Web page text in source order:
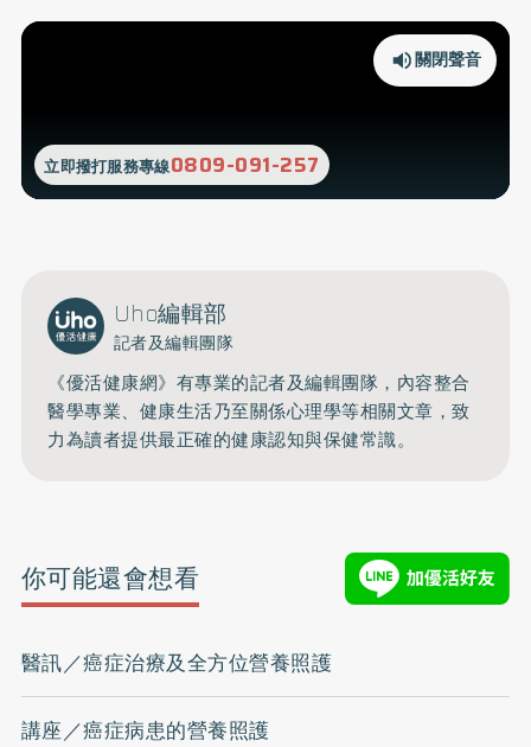
立即撥打服務專線0809-091-257
關閉聲音
Uho編輯部
記者及編輯團隊
《優活健康網》有專業的記者及編輯團隊，內容整合
醫學專業、健康生活乃至關係心理學等相關文章，致
力為讀者提供最正確的健康認知與保健常識。
你可能還會想看
醫訊／癌症治療及全方位營養照護
講座／癌症病患的營養照護